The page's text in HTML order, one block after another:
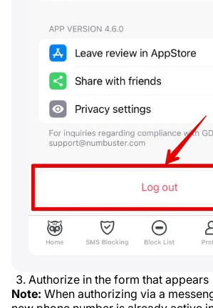
Authorize in the form that appears
Note: When authorizing via a